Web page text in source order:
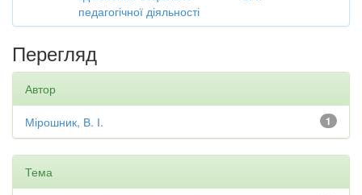
педагогічної діяльності
Перегляд
Автор
1
Мірошник, В. І.
Тема